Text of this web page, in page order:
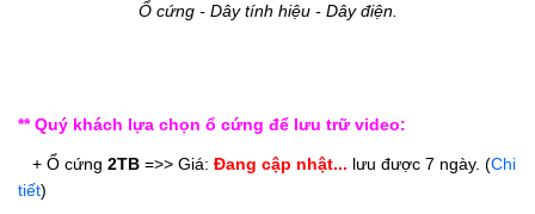
Ổ cứng - Dây tính hiệu - Dây điện.
** Quý khách lựa chọn ổ cứng để lưu trữ video:
+ Ổ cứng 2TB =>> Giá: Đang cập nhật... lưu được 7 ngày. (Chi
tiết)